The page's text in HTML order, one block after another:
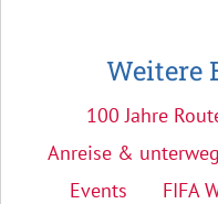
Weitere
100 Jahre
Anreise &
Events
FIFA